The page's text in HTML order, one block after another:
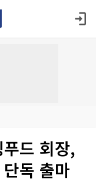
푸드 회장,
독 출마